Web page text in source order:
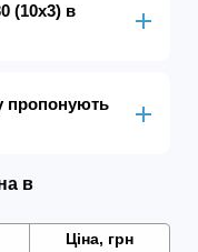
(10х3) в
пропонують
в
Ціна, грн